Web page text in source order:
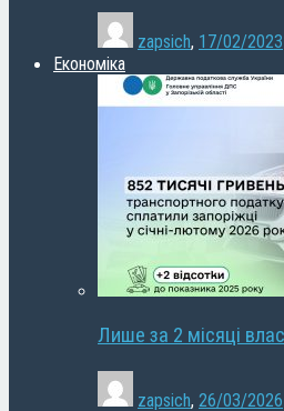
zapsich, 17/02/2023
Економіка
Лише за 2 місяці
zapsich, 26/03/2026